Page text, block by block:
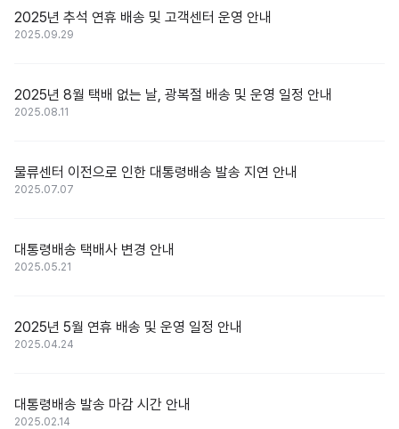
2025년 추석 연휴 배송 및 고객센터 운영 안내
2025.09.29
2025년 8월 택배 없는 날, 광복절 배송 및 운영 일정 안내
2025.08.11
물류센터 이전으로 인한 대통령배송 발송 지연 안내
2025.07.07
대통령배송 택배사 변경 안내
2025.05.21
2025년 5월 연휴 배송 및 운영 일정 안내
2025.04.24
대통령배송 발송 마감 시간 안내
2025.02.14